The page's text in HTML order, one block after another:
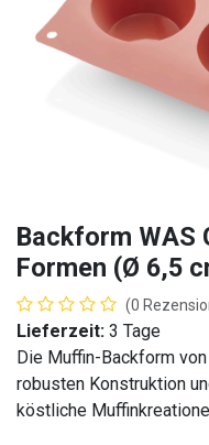
Backform WAS
Formen (Ø 6,5
(0
Lieferzeit: 3 Tage
Die Muffin-Backform
robusten Konstruktion
köstliche